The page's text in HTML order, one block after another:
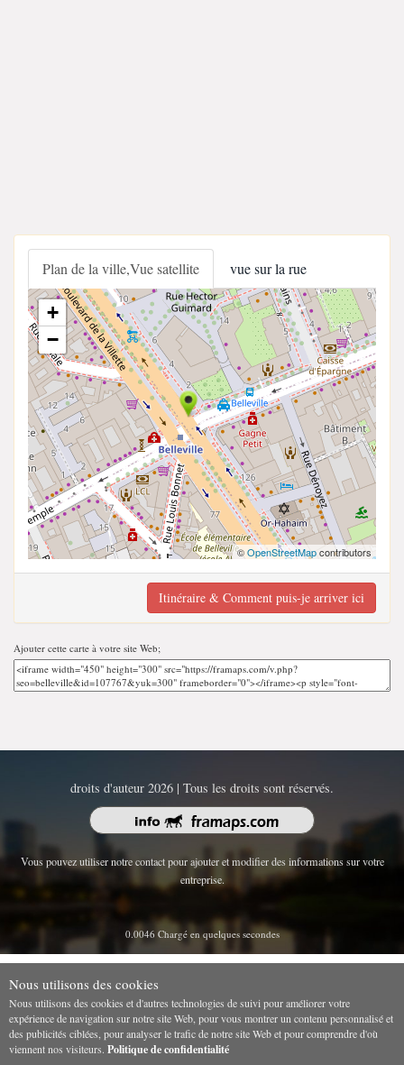
Plan de la ville,Vue satellite vue sur la rue
+
−
©OpenStreetMapcontributors
Itinéraire & Comment puis-je arriver ici
Ajouter cette carte à votre site Web;
droits d'auteur 2026 | Tous les droits sont réservés.
Vous pouvez utiliser notre contact pour ajouter et modifier des informations sur votre
entreprise.
0.0046 Chargé en quelques secondes
Nous utilisons des cookies
Nous utilisons des cookies et d'autres technologies de suivi pour améliorer votre
expérience de navigation sur notre site Web, pour vous montrer un contenu personnalisé et
des publicités ciblées, pour analyser le trafic de notre site Web et pour comprendre d'où
viennent nos visiteurs. Politique de confidentialité